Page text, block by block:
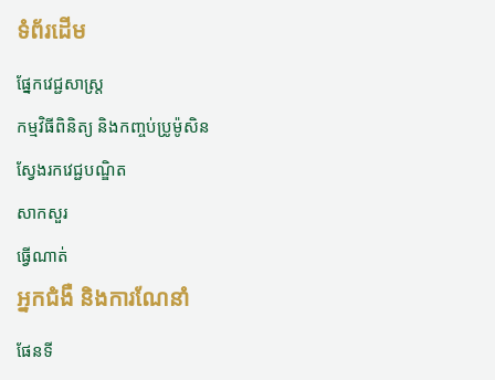
ទំព័រដើម
ផ្នែកវេជ្ជសាស្ត្រ
កម្មវិធីពិនិត្យ និងកញ្ចប់ប្រូម៉ូសិន
ស្វែងរកវេជ្ជបណ្ឌិត
សាកសួរ
ធ្វើណាត់
អ្នកជំងឺ និងការណែនាំ
ផែនទី